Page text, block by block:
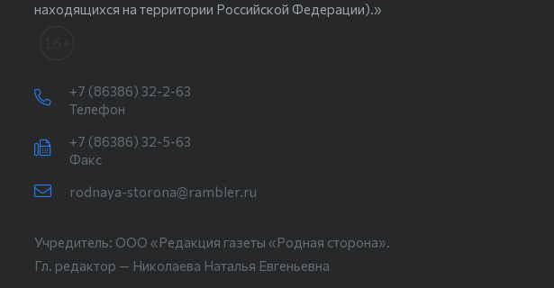
находящихся на территории Российской Федерации).»
+7 (86386) 32-2-63
Телефон
+7 (86386) 32-5-63
Факс
rodnaya-storona@rambler.ru
Учредитель: ООО «Редакция газеты «Родная сторона».
Гл. редактор — Николаева Наталья Евгеньевна